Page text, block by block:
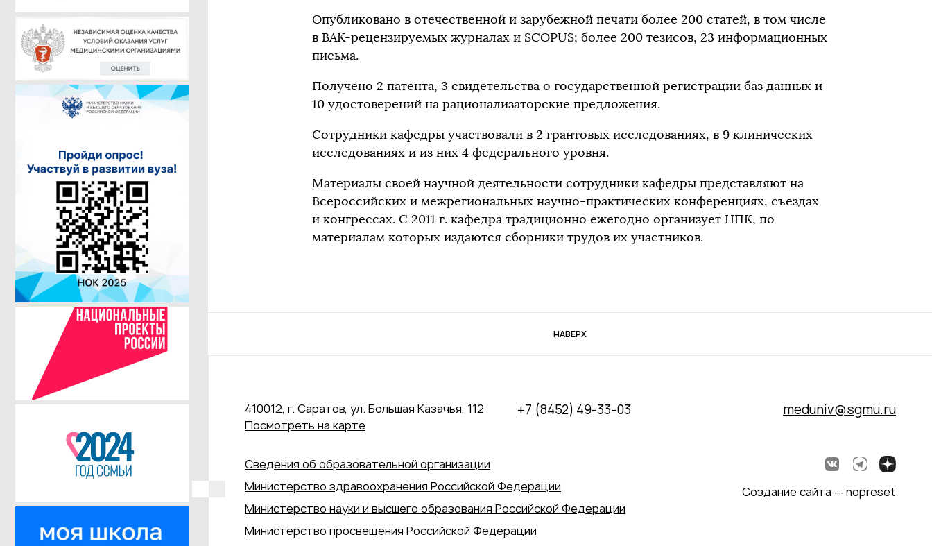
Опубликовано в отечественной и зарубежной печати более 200 статей, в том числе
в ВАК-рецензируемых журналах и SCOPUS; более 200 тезисов, 23 информационных
письма.
Получено 2 патента, 3 свидетельства о государственной регистрации баз данных и
10 удостоверений на рационализаторские предложения.
Сотрудники кафедры участвовали в 2 грантовых исследованиях, в 9 клинических
исследованиях и из них 4 федерального уровня.
Материалы своей научной деятельности сотрудники кафедры представляют на
Всероссийских и межрегиональных научно-практических конференциях, съездах
и конгрессах. С 2011 г. кафедра традиционно ежегодно организует НПК, по
материалам которых издаются сборники трудов их участников.
НАВЕРХ
410012, г. Саратов, ул. Большая Казачья, 112
Посмотреть на карте
+7 (8452) 49-33-03 meduniv@sgmu.ru
Сведения об образовательной организации
Министерство здравоохранения Российской Федерации
Министерство науки и высшего образования Российской Федерации
Министерство просвещения Российской Федерации
Создание сайта — nopreset